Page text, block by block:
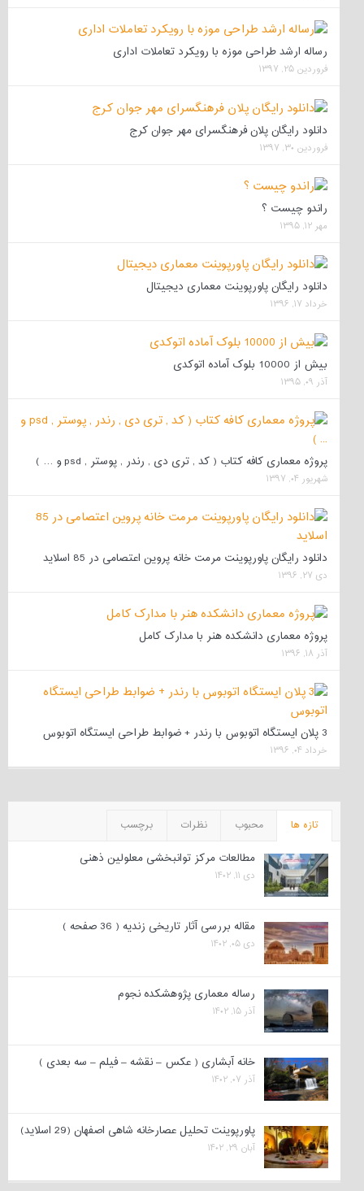
رساله ارشد طراحی موزه با رویکرد تعاملات اداری
فروردین ۲۵, ۱۳۹۷
دانلود رایگان پلان فرهنگسرای مهر جوان کرج
فروردین ۳۰, ۱۳۹۷
راندو چیست ؟
مهر ۱۲, ۱۳۹۵
دانلود رایگان پاورپوینت معماری دیجیتال
خرداد ۱۷, ۱۳۹۶
بیش از 10000 بلوک آماده اتوکدی
آذر ۰۹, ۱۳۹۵
پروژه معماری کافه کتاب ( کد , تری دی , رندر , پوستر , psd و … )
شهریور ۰۴, ۱۳۹۷
دانلود رایگان پاورپوینت مرمت خانه پروین اعتصامی در 85 اسلاید
دی ۲۷, ۱۳۹۶
پروژه معماری دانشکده هنر با مدارک کامل
آذر ۱۸, ۱۳۹۶
3 پلان ایستگاه اتوبوس با رندر + ضوابط طراحی ایستگاه اتوبوس
خرداد ۰۴, ۱۳۹۶
تازه ها محبوب نظرات برچسب
مطالعات مرکز توانبخشی معلولین ذهنی
دی ۱۱, ۱۴۰۲
مقاله بررسی آثار تاریخی زندیه ( 36 صفحه )
دی ۰۵, ۱۴۰۲
رساله معماری پژوهشکده نجوم
آذر ۱۵, ۱۴۰۲
خانه آبشاری ( عکس – نقشه – فیلم – سه بعدی )
آذر ۰۷, ۱۴۰۲
پاورپوینت تحلیل عصارخانه شاهی اصفهان (29 اسلاید)
آبان ۲۹, ۱۴۰۲